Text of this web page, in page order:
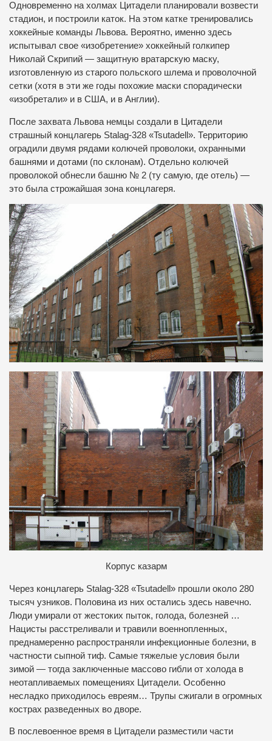
Одновременно на холмах Цитадели планировали возвести
стадион, и построили каток. На этом катке тренировались
хоккейные команды Львова. Вероятно, именно здесь
испытывал свое «изобретение» хоккейный голкипер
Николай Скрипий — защитную вратарскую маску,
изготовленную из старого польского шлема и проволочной
сетки (хотя в эти же годы похожие маски спорадически
«изобретали» и в США, и в Англии).
После захвата Львова немцы создали в Цитадели
страшный концлагерь Stalag-328 «Tsutadell». Территорию
оградили двумя рядами колючей проволоки, охранными
башнями и дотами (по склонам). Отдельно колючей
проволокой обнесли башню № 2 (ту самую, где отель) —
это была строжайшая зона концлагеря.
Корпус казарм
Через концлагерь Stalag-328 «Tsutadell» прошли около 280
тысяч узников. Половина из них остались здесь навечно.
Люди умирали от жестоких пыток, голода, болезней …
Нацисты расстреливали и травили военнопленных,
преднамеренно распространяли инфекционные болезни, в
частности сыпной тиф. Самые тяжелые условия были
зимой — тогда заключенные массово гибли от холода в
неотапливаемых помещениях Цитадели. Особенно
несладко приходилось евреям… Трупы сжигали в огромных
кострах разведенных во дворе.
В послевоенное время в Цитадели разместили части